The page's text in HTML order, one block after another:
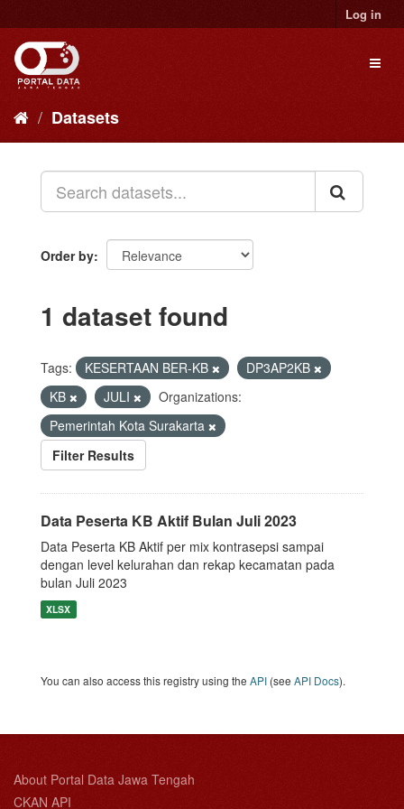
to
content
Log in
Datasets
Order by
1 dataset found
Tags: KESERTAAN BER-KB
DP3AP2KB
KB
JULI
Organizations:
Pemerintah Kota Surakarta
Filter Results
Data Peserta KB Aktif Bulan Juli 2023
Data Peserta KB Aktif per mix kontrasepsi sampai
dengan level kelurahan dan rekap kecamatan pada
bulan Juli 2023
XLSX
You can also access this registry using the API (see API Docs).
About Portal Data Jawa Tengah
CKAN API